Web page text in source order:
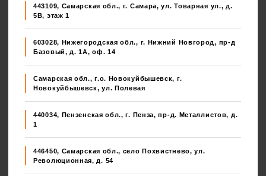
443109, Самарская обл., г. Самара, ул. Товарная ул., д.
5В, этаж 1
603028, Нижегородская обл., г. Нижний Новгород, пр-д
Базовый, д. 1А, оф. 14
Самарская обл., г.о. Новокуйбышевск, г.
Новокуйбышевск, ул. Полевая
440034, Пензенская обл., г. Пенза, пр-д. Металлистов, д.
1
446450, Самарская обл., село Похвистнево, ул.
Революционная, д. 54